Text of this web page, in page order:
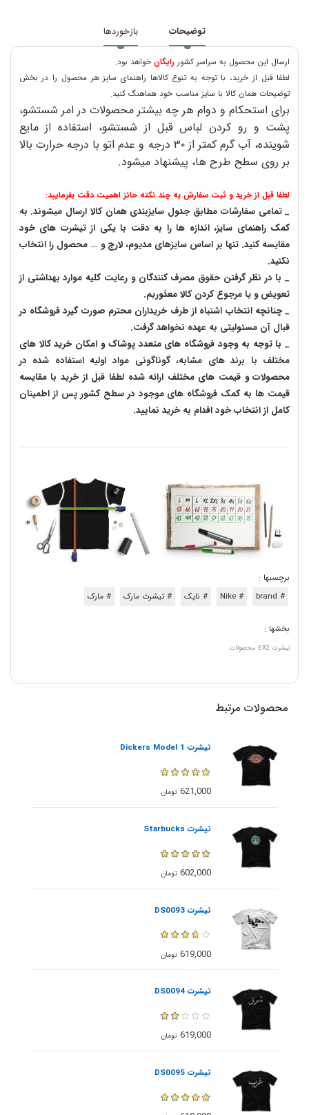
توضیحات بازخوردها
ارسال این محصول به سراسر کشور رایگانخواهد بود.
لطفا قبل از خرید، با توجه به تنوع کالاها راهنمای سایز هر محصول را در بخش
توضیحات همان کالا با سایز مناسب خود هماهنگ کنید.
برای استحکام و دوام هر چه بیشتر محصولات در امر شستشو،
پشت و رو کردن لباس قبل از شستشو، استفاده از مایع
شوینده، آب گرم کمتر از ۳۰ درجه و عدم اتو با درجه حرارت بالا
بر روی سطح طرح ها، پیشنهاد میشود.
لطفا قبل از خرید و ثبت سفارش به چند نکته حائز اهمیت دقت بفرمایید:
_ تمامی سفارشات مطابق جدول سایزبندی همان کالا ارسال میشوند. به
کمک راهنمای سایز، اندازه ها را به دقت با یکی از تیشرت های خود
مقایسه کنید. تنها بر اساس سایزهای مدیوم، لارج و … محصول را انتخاب
نکنید.
_ با در نظر گرفتن حقوق مصرف کنندگان و رعایت کلیه موارد بهداشتی از
تعویض و یا مرجوع کردن کالا معذوریم.
_ چنانچه انتخاب اشتباه از طرف خریداران محترم صورت گیرد فروشگاه در
قبال آن مسئولیتی به عهده نخواهد گرفت.
_ با توجه به‌ وجود فروشگاه های متعدد‌ پوشاک و امکان خرید کالا های
مختلف با برند های مشابه، گوناگونی مواد اولیه استفاده شده در
محصولات و قیمت های مختلف ارائه شده لطفا قبل از خرید با مقایسه
قیمت ها به کمک فروشگاه های موجود در سطح کشور پس از اطمینان
کامل از انتخاب خود اقدام به خرید نمایید.
برچسبها :
# brand
# Nike # نایک # تیشرت مارک # مارک
بخشها :
تیشرت EX2 محصولات
محصولات مرتبط
تیشرت Dickers Model 1
621,000 تومان
تیشرت Starbucks
602,000 تومان
تیشرت DS0093
619,000 تومان
تیشرت DS0094
619,000 تومان
تیشرت DS0095